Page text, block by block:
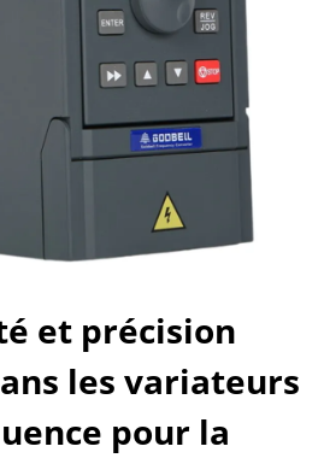
et précision
les variateurs
pour la